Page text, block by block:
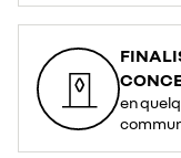
en